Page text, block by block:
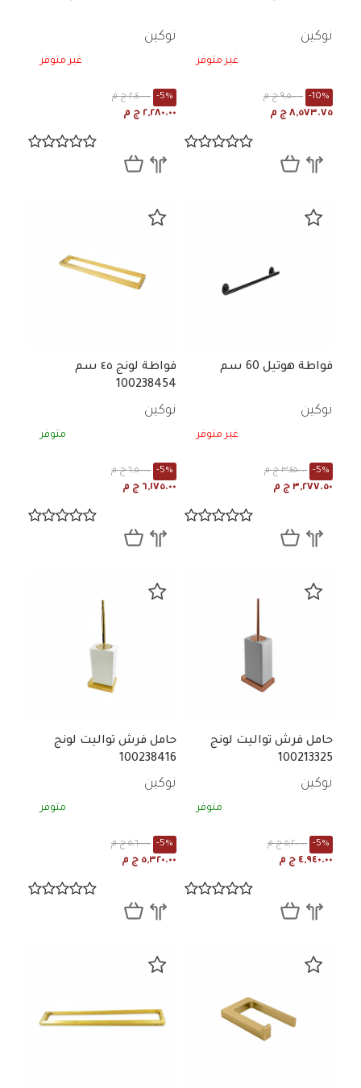
نوكين
غير متوفر
٩,٥٠٠.٠٠ ج م -10%
٨,٥٧٣.٧٥ ج م
نوكين
غير متوفر
٢,٤٠٠.٠٠ ج م -5%
٢,٢٨٠.٠٠ ج م
فواطة هوتيل 60 سم
نوكين
غير متوفر
٣,٤٥٠.٠٠ ج م -5%
٣,٢٧٧.٥٠ ج م
فواطة لونج ٤٥ سم
100238454
نوكين
متوفر
٦,٥٠٠.٠٠ ج م -5%
٦,١٧٥.٠٠ ج م
حامل فرش تواليت لونج
100213325
نوكين
متوفر
٥,٢٠٠.٠٠ ج م -5%
٤,٩٤٠.٠٠ ج م
حامل فرش تواليت لونج
100238416
نوكين
متوفر
٥,٦٠٠.٠٠ ج م -5%
٥,٣٢٠.٠٠ ج م